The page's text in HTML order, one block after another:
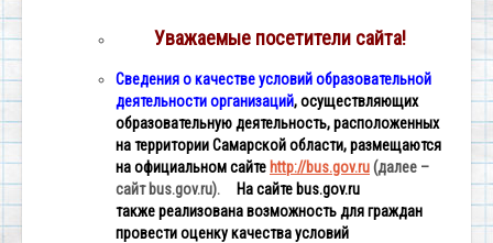
Уважаемые посетители сайта!
Сведения о качестве условий образовательной
деятельности организаций, осуществляющих
образовательную деятельность, расположенных
на территории Самарской области, размещаются
на официальном сайте http://bus.gov.ru(далее –
сайт bus.gov.ru).
На сайте bus.gov.ru
также реализована возможность для граждан
провести оценку качества условий